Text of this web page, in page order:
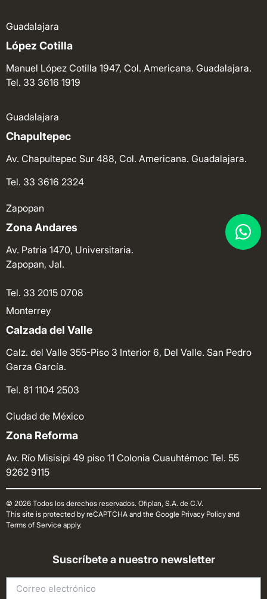
Guadalajara
López Cotilla
Manuel López Cotilla 1947, Col. Americana. Guadalajara.
Tel. 33 3616 1919
Guadalajara
Chapultepec
Av. Chapultepec Sur 488, Col. Americana. Guadalajara.
Tel. 33 3616 2324
Zapopan
Zona Andares
Av. Patria 1470, Universitaria.
Zapopan, Jal.
Tel. 33 2015 0708
Monterrey
Calzada del Valle
Calz. del Valle 355-Piso 3 Interior 6, Del Valle. San Pedro
Garza García.
Tel. 81 1104 2503
Ciudad de México
Zona Reforma
Av. Río Misisipi 49 piso 11 Colonia Cuauhtémoc Tel. 55
9262 9115
© 2026 Todos los derechos reservados. Ofiplan, S.A. de C.V.
This site is protected by reCAPTCHA and the Google Privacy Policy and
Terms of Service apply.
Suscríbete a nuestro newsletter